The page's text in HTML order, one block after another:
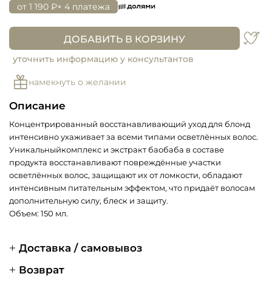
от 1 190 ₽× 4 платежа
ДОБАВИТЬ В КОРЗИНУ
уточнить информацию у консультантов
намекнуть о желании
Описание
Концентрированный восстанавливающий уход для блонд
интенсивно ухаживает за всеми типами осветлённых волос.
Уникальныйкомплекс и экстракт баобаба в составе
продукта восстанавливают повреждённые участки
осветлённых волос, защищают их от ломкости, обладают
интенсивным питательным эффектом, что придаёт волосам
дополнительную силу, блеск и защиту.
Объем: 150 мл.
Доставка / самовывоз
Возврат